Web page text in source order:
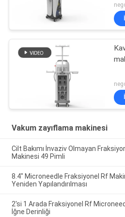
Vakum zayıflama makinesi
Cilt Bakımı İnvaziv Olmayan
Makinesi 49 Pimli
8.4" Microneedle Fraksiyonel Rf
Yeniden Yapılandırılması
2'si 1 Arada Fraksiyonel Rf
İğne Derinliği